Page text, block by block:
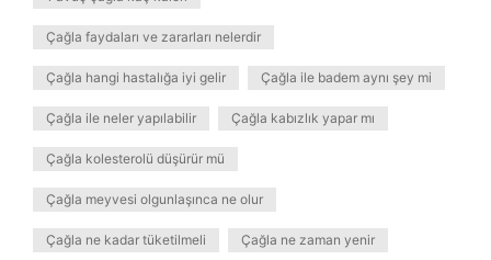
Çağla faydaları ve zararları nelerdir
Çağla hangi hastalığa iyi gelir Çağla ile badem aynı şey mi
Çağla ile neler yapılabilir Çağla kabızlık yapar mı
Çağla kolesterolü düşürür mü
Çağla meyvesi olgunlaşınca ne olur
Çağla ne kadar tüketilmeli Çağla ne zaman yenir